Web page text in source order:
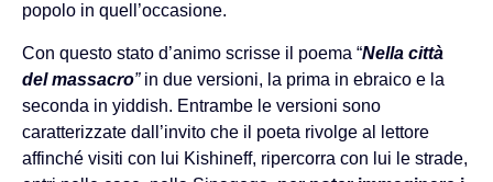
popolo in quell’occasione.
Con questo stato d’animo scrisse il poema “Nella città
del massacro”in due versioni, la prima in ebraico e la
seconda in yiddish. Entrambe le versioni sono
caratterizzate dall’invito che il poeta rivolge al lettore
affinché visiti con lui Kishineff, ripercorra con lui le strade,